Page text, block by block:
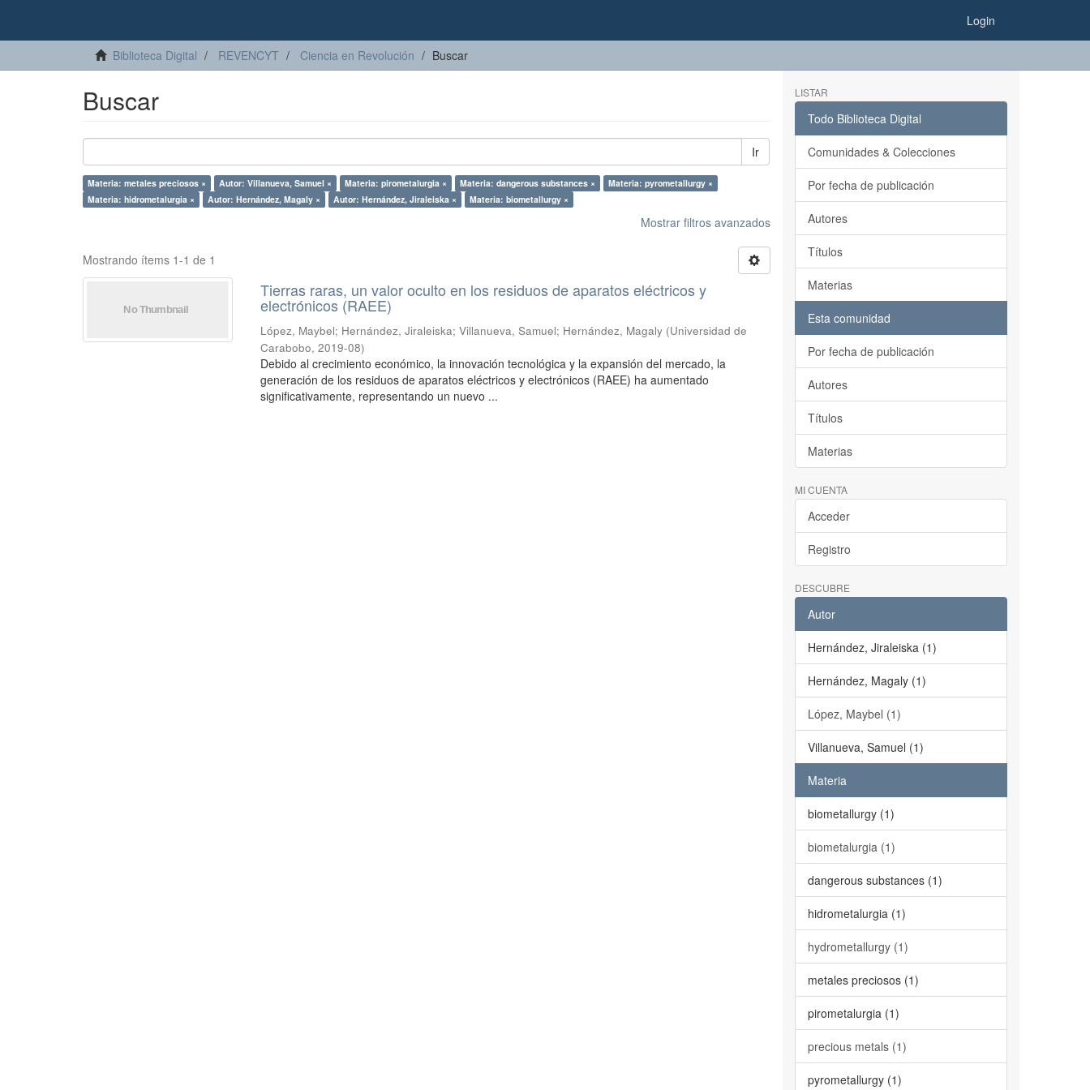
Login
Biblioteca Digital REVENCYT Ciencia en Revolución Buscar
Buscar
Ir
Materia: metales preciosos × Autor: Villanueva, Samuel × Materia: pirometalurgia × Materia: dangerous substances ×
Materia: pyrometallurgy ×
Materia: hidrometalurgia ×
Autor: Hernández, Magaly × Autor: Hernández, Jiraleiska × Materia: biometallurgy ×
Mostrar filtros avanzados
Mostrando ítems 1-1 de 1
Tierras raras, un valor oculto en los residuos de aparatos eléctricos y
electrónicos (RAEE)
López, Maybel; Hernández, Jiraleiska;Villanueva, Samuel; Hernández, Magaly (Universidad de
Carabobo,2019-08)
Debido al crecimiento económico, la innovación tecnológica y la expansión del mercado, la
generación de los residuos de aparatos eléctricos y electrónicos (RAEE) ha aumentado
significativamente, representando un nuevo ...
LISTAR
Todo Biblioteca Digital
Comunidades & Colecciones
Por fecha de publicación
Autores
Títulos
Materias
Esta comunidad
Por fecha de publicación
Autores
Títulos
Materias
MI CUENTA
Acceder
Registro
DESCUBRE
Autor
Hernández, Jiraleiska (1)
Hernández, Magaly (1)
López, Maybel (1)
Villanueva, Samuel (1)
Materia
biometallurgy (1)
biometalurgia (1)
dangerous substances (1)
hidrometalurgia (1)
hydrometallurgy (1)
metales preciosos (1)
pirometalurgia (1)
precious metals (1)
pyrometallurgy (1)